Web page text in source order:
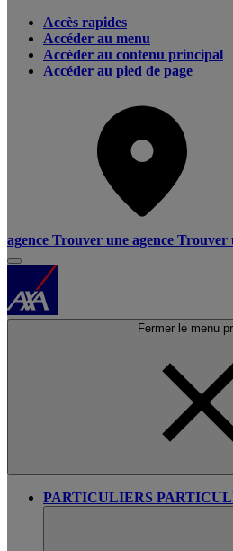
Accès rapides
Accéder au menu
Accéder au contenu principal
Accéder au pied de page
agence Trouver une agence Trouver
Fermer le menu
PARTICULIERS